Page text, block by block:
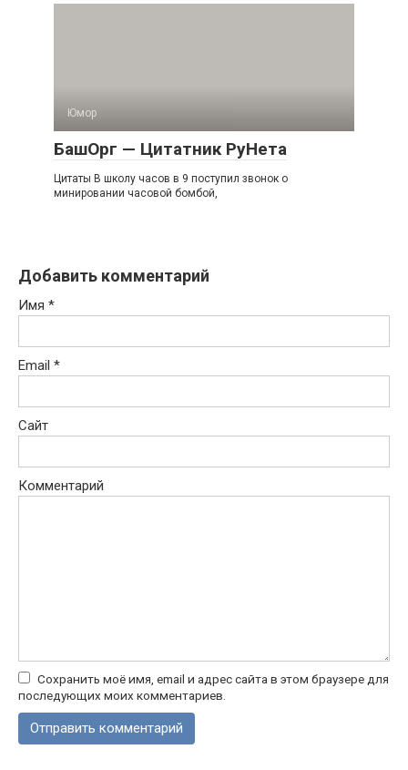
Юмор
БашОрг — Цитатник РуНета
Цитаты В школу часов в 9 поступил звонок о
минировании часовой бомбой,
Добавить комментарий
Имя *
Email *
Сайт
Комментарий
Сохранить моё имя, email и адрес сайта в этом браузере для
последующих моих комментариев.